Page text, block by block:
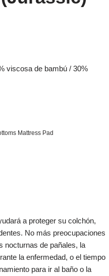
viscosa de bambú / 30%
Mattress Pad
a proteger su colchón,
No más preocupaciones
nocturnas de pañales, la
la enfermedad, o el tiempo
para ir al baño o la